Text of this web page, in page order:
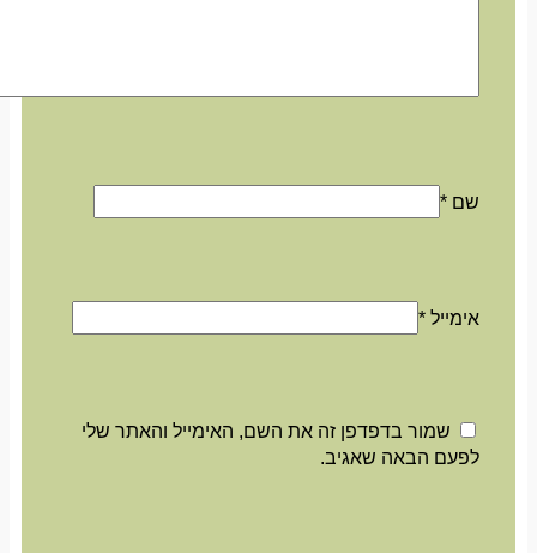
שם*
אימייל*
שמור בדפדפן זה את השם, האימייל והאתר שלי
לפעם הבאה שאגיב.